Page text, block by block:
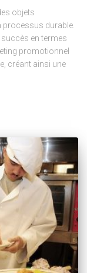
objets
durable.
succès en termes
promotionnel
créant ainsi une